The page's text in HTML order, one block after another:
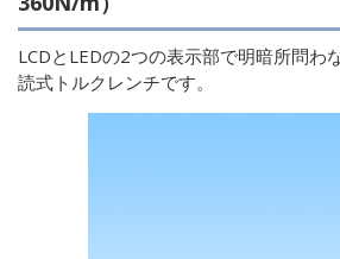
LCDとLEDの2つの表示部で明暗所問わ
読式トルクレンチです。